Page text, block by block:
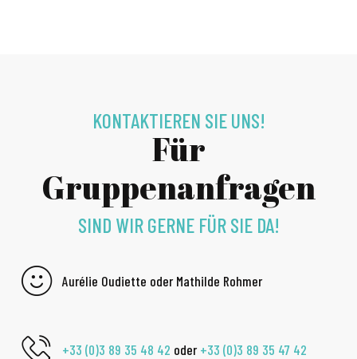
KONTAKTIEREN SIE UNS!
Für
Gruppenanfragen
SIND WIR GERNE FÜR SIE DA!
Aurélie Oudiette oder Mathilde Rohmer
+33 (0)3 89 35 48 42 oder+33 (0)3 89 35 47 42